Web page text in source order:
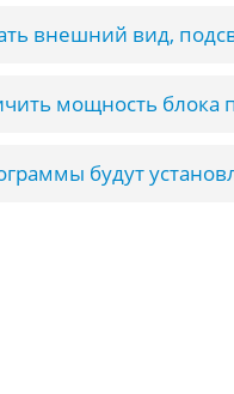
внешний вид,
мощность блока
будут